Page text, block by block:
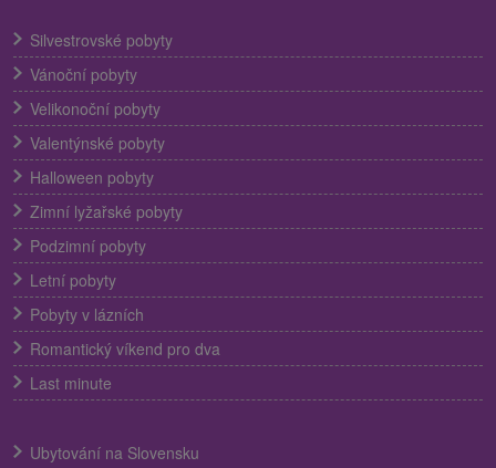
Silvestrovské pobyty
Vánoční pobyty
Velikonoční pobyty
Valentýnské pobyty
Halloween pobyty
Zimní lyžařské pobyty
Podzimní pobyty
Letní pobyty
Pobyty v lázních
Romantický víkend pro dva
Last minute
Ubytování na Slovensku